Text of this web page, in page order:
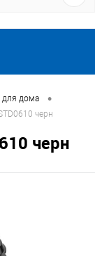
для дома •
черн
черн